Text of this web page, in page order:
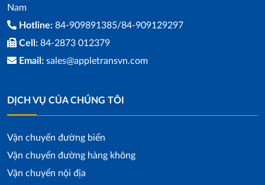
Nam
Hotline: 84-909891385/84-909129297
Cell: 84-2873 012379
Email: sales@appletransvn.com
DỊCH VỤ CỦA CHÚNG TÔI
Vận chuyển đường biển
Vận chuyển đường hàng không
Vận chuyển nội địa